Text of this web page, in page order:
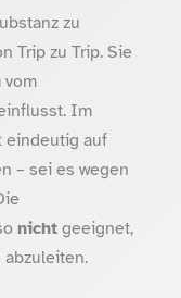
zu
Trip zu Trip. Sie
vom
Im
eindeutig auf
– sei es wegen
nichtgeeignet,